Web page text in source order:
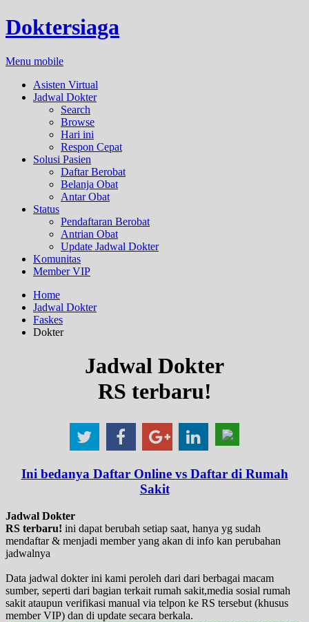
Doktersiaga
Menu mobile
Asisten Virtual
Jadwal Dokter
Search
Browse
Hari ini
Respon Cepat
Solusi Pasien
Daftar Berobat
Belanja Obat
Antar Obat
Status
Pendaftaran Berobat
Antrian Obat
Update Jadwal Dokter
Komunitas
Member VIP
Home
Jadwal Dokter
Faskes
Dokter
Jadwal Dokter
RS terbaru!
Ini bedanya Daftar Online vs Daftar di Rumah
Sakit
Jadwal Dokter
RS terbaru! ini dapat berubah setiap saat, hanya yg sudah
mendaftar & menjadi member yang akan di info kan perubahan
jadwalnya
Data jadwal dokter ini kami peroleh dari dari berbagai macam
sumber, seperti dari bagian terkait rumah sakit,media sosial rumah
sakit ataupun verifikasi manual via telpon ke RS tersebut (khusus
member VIP) dan di update secara berkala.